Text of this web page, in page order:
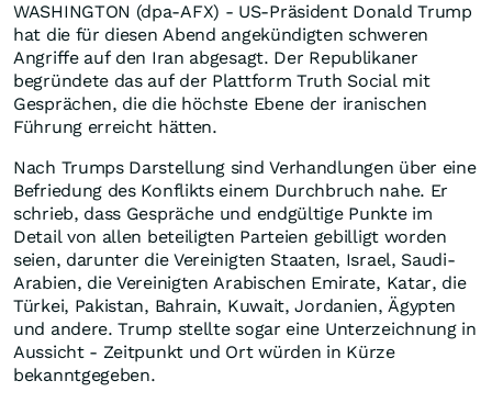
WASHINGTON (dpa-AFX) - US-Präsident Donald Trump
hat die für diesen Abend angekündigten schweren
Angriffe auf den Iran abgesagt. Der Republikaner
begründete das auf der Plattform Truth Social mit
Gesprächen, die die höchste Ebene der iranischen
Führung erreicht hätten.
Nach Trumps Darstellung sind Verhandlungen über eine
Befriedung des Konflikts einem Durchbruch nahe. Er
schrieb, dass Gespräche und endgültige Punkte im
Detail von allen beteiligten Parteien gebilligt worden
seien, darunter die Vereinigten Staaten, Israel, Saudi-
Arabien, die Vereinigten Arabischen Emirate, Katar, die
Türkei, Pakistan, Bahrain, Kuwait, Jordanien, Ägypten
und andere. Trump stellte sogar eine Unterzeichnung in
Aussicht - Zeitpunkt und Ort würden in Kürze
bekanntgegeben.